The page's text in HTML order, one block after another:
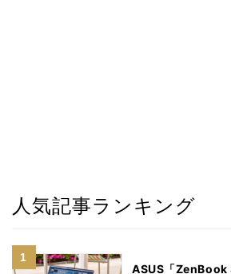
人気記事ランキング
ASUS「ZenBook